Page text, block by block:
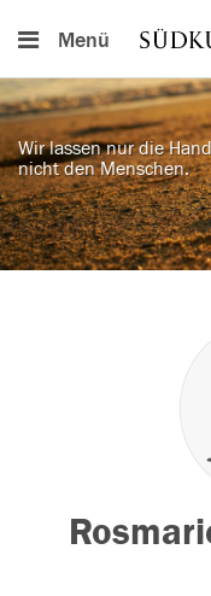
Menü
Wir lassen nur die
nicht den Menschen.